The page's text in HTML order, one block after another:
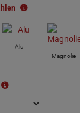
Alu
Magnolie